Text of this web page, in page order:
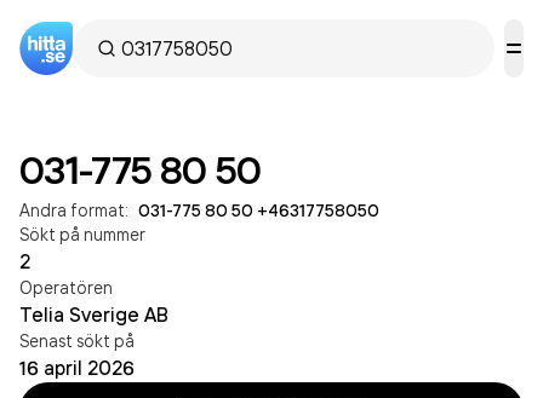
031-775 80 50
Andra format: 031-775 80 50 +46317758050
Sökt på nummer
2
Operatören
Telia Sverige AB
Senast sökt på
16 april 2026